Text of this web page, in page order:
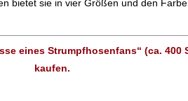
bietet sie in vier Größen und den
eines Strumpfhosenfans“ (ca. 400
kaufen.